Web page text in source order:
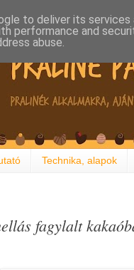
Technika, alapok
fagylalt
to deliver its
performance and
abuse.